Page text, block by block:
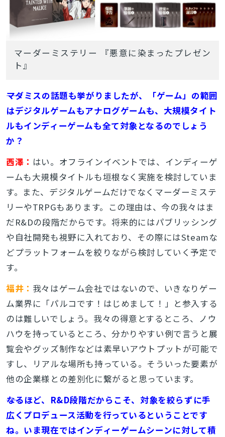
マーダーミステリー 『悪意に染まったプレゼン
ト』
――マダミスの話題も挙がりましたが、「ゲーム」の範囲
はデジタルゲームもアナログゲームも、大規模タイト
ルもインディーゲームも全て対象となるのでしょう
か？
西澤： はい。オフラインイベントでは、インディーゲ
ームも大規模タイトルも垣根なく実施を検討していま
す。また、デジタルゲームだけでなくマーダーミステ
リーやTRPGもあります。この理由は、今の我々はま
だR&Dの段階だからです。将来的にはパブリッシング
や自社開発も視野に入れており、その際にはSteamな
どプラットフォームを絞りながら検討していく予定で
す。
福井： 我々はゲーム会社ではないので、いきなりゲー
ム業界に「パルコです！はじめまして！」と参入する
のは難しいでしょう。我々の得意とするところ、ノウ
ハウを持っているところ、分かりやすい例で言うと展
覧会やグッズ制作などは素早いアウトプットが可能で
すし、リアルな場所も持っている。そういった要素が
他の企業様との差別化に繋がると思っています。
――なるほど、R&D段階だからこそ、対象を絞らずに手
広くプロデュース活動を行っているということです
ね。いま現在ではインディーゲームシーンに対して積